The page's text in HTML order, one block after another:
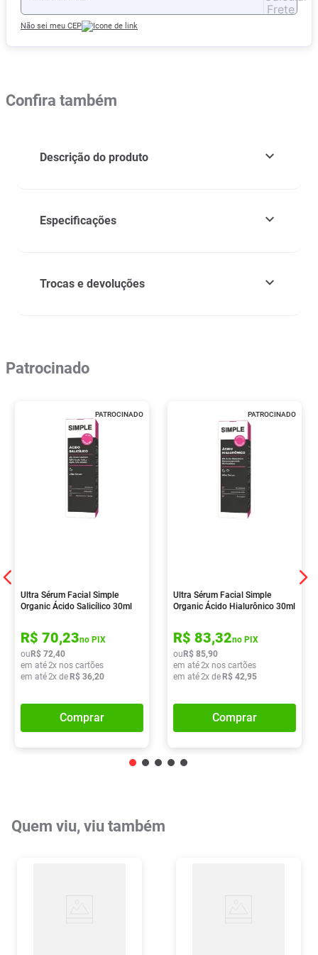
Não sei meu CEP
Confira também
Descrição do produto
Especificações
Trocas e devoluções
Patrocinado
PATROCINADO
Ultra Sérum Facial Simple
Organic Ácido Salicílico 30ml
R$ 70,23no PIX
ou R$ 72,40
em até2x nos cartões
em até2x de R$ 36,20
Comprar
PATROCINADO
Ultra Sérum Facial Simple
Organic Ácido Hialurônico 30ml
R$ 83,32no PIX
ou R$ 85,90
em até2x nos cartões
em até2x de R$ 42,95
Comprar
Quem viu, viu também